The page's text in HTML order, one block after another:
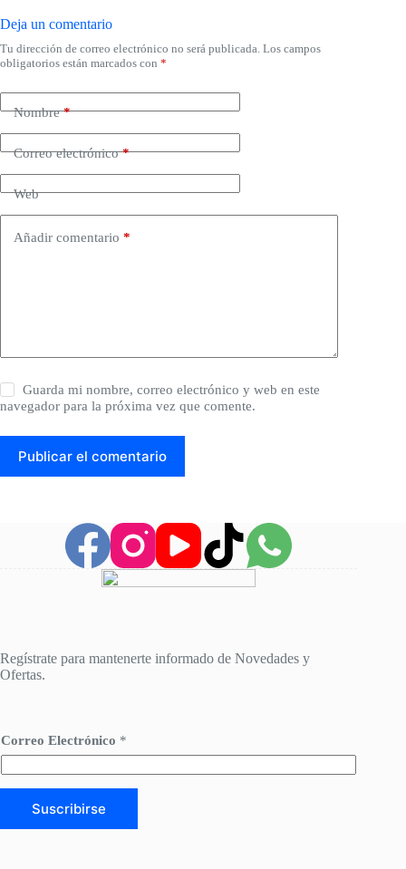
Deja un comentario
Tu dirección de correo electrónico no será publicada. Los campos
obligatorios están marcados con *
Nombre*
Correo electrónico*
Web
Añadir comentario *
Guarda mi nombre, correo electrónico y web en este
navegador para la próxima vez que comente.
Publicar el comentario
Regístrate para mantenerte informado de Novedades y
Ofertas.
o
r
r
e
l
Correo Electrónico *
Suscribirse